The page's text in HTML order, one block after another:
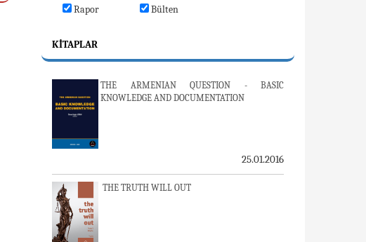
Rapor
Bülten
KITAPLAR
THE ARMENIAN QUESTION - BASIC
KNOWLEDGE AND DOCUMENTATION
25.01.2016
THE TRUTH WILL OUT